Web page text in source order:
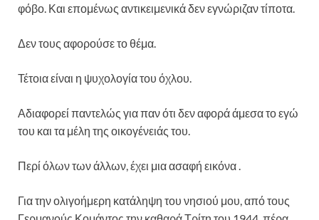
φόβο. Και επομένως αντικειμενικά δεν εγνώριζαν τίποτα.
Δεν τους αφορούσε το θέμα.
Τέτοια είναι η ψυχολογία του όχλου.
Αδιαφορεί παντελώς για παν ότι δεν αφορά άμεσα το εγώ
του και τα μέλη της οικογένειάς του.
Περί όλων των άλλων, έχει μια ασαφή εικόνα .
Για την ολιγοήμερη κατάληψη του νησιού μου, από τους